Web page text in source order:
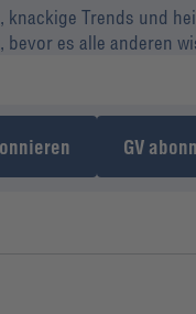
knackige Trends und
bevor es alle anderen
GV